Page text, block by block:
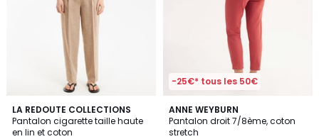
LA REDOUTE COLLECTIONS
Pantalon cigarette taille haute
en lin et coton
3,8
/ 5
2
Couleurs
-25€* tous les 50€
ANNE WEYBURN
Pantalon droit 7/8ème, coton
stretch
4,4
/ 5